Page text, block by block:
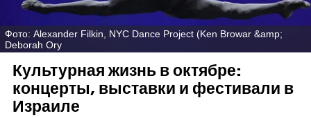
Фото: Alexander Filkin, NYC Dance Project (Ken Browar &amp;
Deborah Ory
Культурная жизнь в октябре:
концерты, выставки и фестивали в
Израиле